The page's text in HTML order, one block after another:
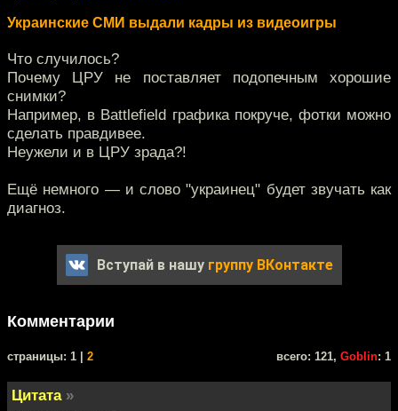
Украинские СМИ выдали кадры из видеоигры
Что случилось?
Почему ЦРУ не поставляет подопечным хорошие
снимки?
Например, в Battlefield графика покруче, фотки можно
сделать правдивее.
Неужели и в ЦРУ зрада?!
Ещё немного — и слово "украинец" будет звучать как
диагноз.
Вступай в нашу группу ВКонтакте
Комментарии
cтраницы: 1 | 2 всего: 121, Goblin: 1
Цитата »